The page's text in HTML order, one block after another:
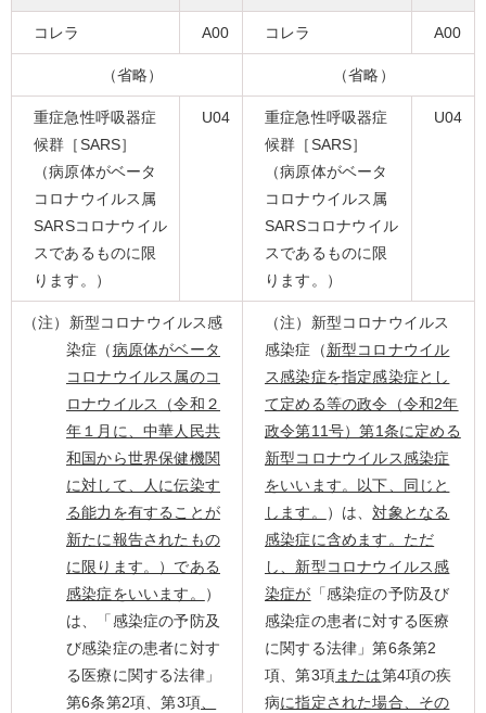
コレラ A00 コレラ A00
（省略） （省略）
重症急性呼吸器症
候群［SARS］
（病原体がベータ
コロナウイルス属
SARSコロナウイル
スであるものに限
ります。）
U04
重症急性呼吸器症
候群［SARS］
（病原体がベータ
コロナウイルス属
SARSコロナウイル
スであるものに限
ります。）
U04
（注）新型コロナウイルス感
染症（病原体がベータ
コロナウイルス属のコ
ロナウイルス（令和２
年１月に、中華人民共
和国から世界保健機関
に対して、人に伝染す
る能力を有することが
新たに報告されたもの
に限ります。）である
感染症をいいます。
）
は、「感染症の予防及
び感染症の患者に対す
る医療に関する法律」
第6条第2項、第3項
（注）新型コロナウイルス
感染症（新型コロナウイル
ス感染症を指定感染症とし
て定める等の政令（令和2年
政令第11号）第1条に定める
新型コロナウイルス感染症
をいいます。以下、同じと
します。
）は、対象となる
感染症に含めます。ただ
し、新型コロナウイルス感
染症が 「感染症の予防及び
感染症の患者に対する医療
に関する法律」第6条第2
項、第3項または第4項の疾
病に指定された場合、その